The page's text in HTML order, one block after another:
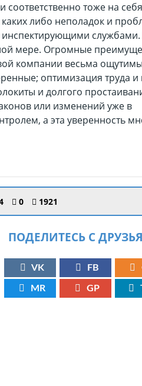
тоже на
либо неполадок и
инспектирующими
мере. Огромные
компании весьма
оптимизация труда
и долгого
или изменений уже в
а эта уверенность
0 1921
ПОДЕЛИТЕСЬ С
VK FB
MR GP